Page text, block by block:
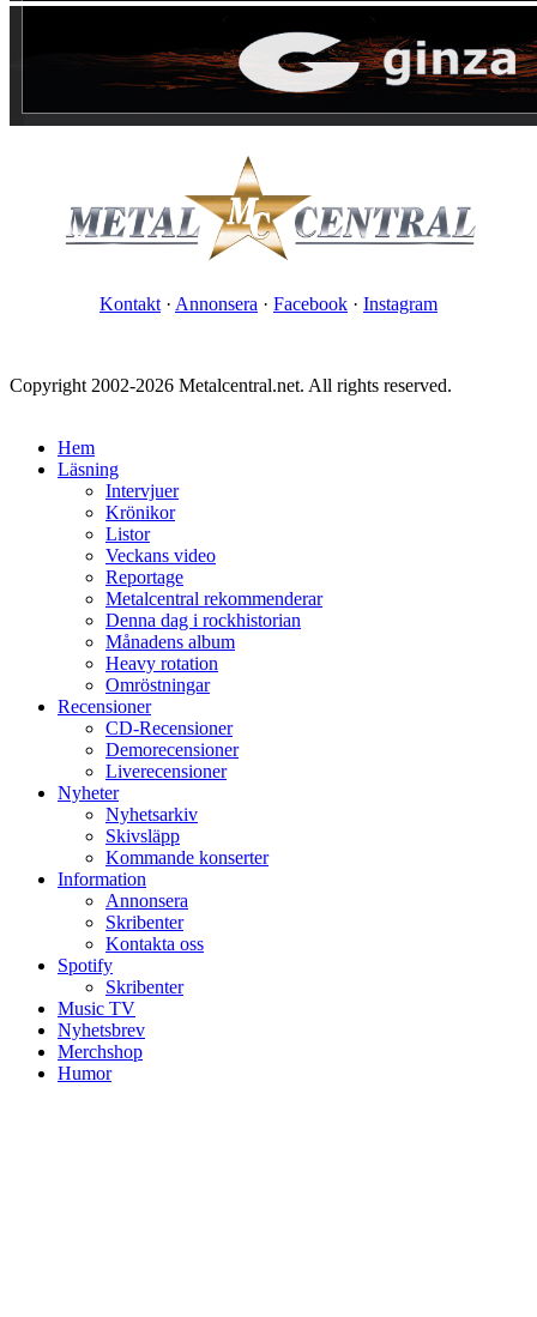
Kontakt · Annonsera · Facebook · Instagram
Copyright 2002-2026 Metalcentral.net. All rights reserved.
Hem
Läsning
Intervjuer
Krönikor
Listor
Veckans video
Reportage
Metalcentral rekommenderar
Denna dag i rockhistorian
Månadens album
Heavy rotation
Omröstningar
Recensioner
CD-Recensioner
Demorecensioner
Liverecensioner
Nyheter
Nyhetsarkiv
Skivsläpp
Kommande konserter
Information
Annonsera
Skribenter
Kontakta oss
Spotify
Skribenter
Music TV
Nyhetsbrev
Merchshop
Humor